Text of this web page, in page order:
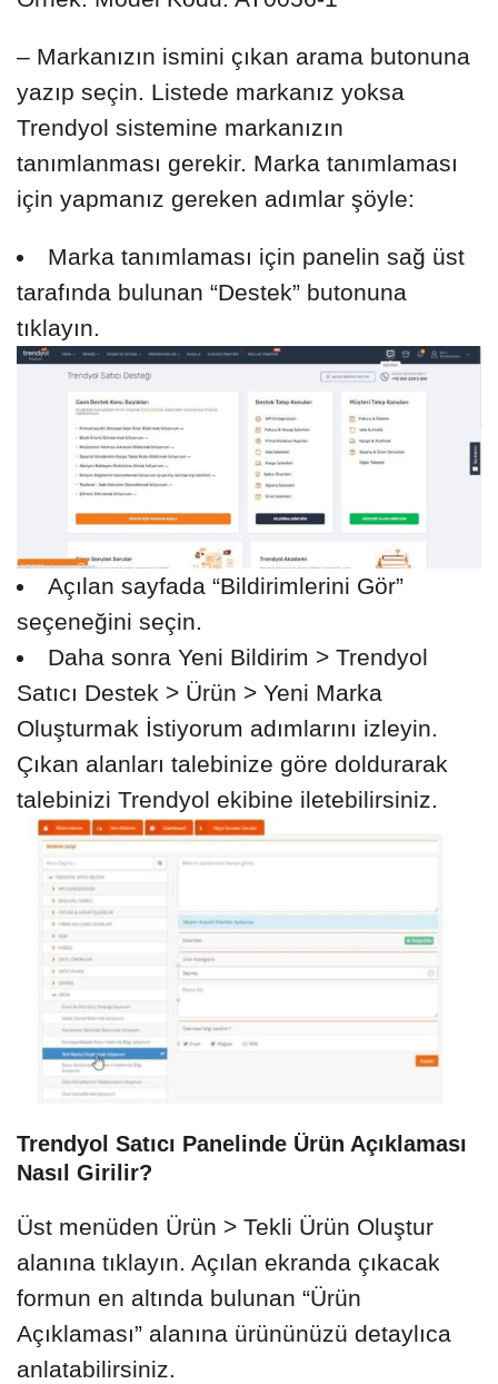
– Markanızın ismini çıkan arama butonuna
yazıp seçin. Listede markanız yoksa
Trendyol sistemine markanızın
tanımlanması gerekir. Marka tanımlaması
için yapmanız gereken adımlar şöyle:
Marka tanımlaması için panelin sağ üst
tarafında bulunan “Destek” butonuna
tıklayın.
Açılan sayfada “Bildirimlerini Gör”
seçeneğini seçin.
Daha sonra Yeni Bildirim > Trendyol
Satıcı Destek > Ürün > Yeni Marka
Oluşturmak İstiyorum adımlarını izleyin.
Çıkan alanları talebinize göre doldurarak
talebinizi Trendyol ekibine iletebilirsiniz.
Trendyol Satıcı Panelinde Ürün Açıklaması
Nasıl Girilir?
Üst menüden Ürün > Tekli Ürün Oluştur
alanına tıklayın. Açılan ekranda çıkacak
formun en altında bulunan “Ürün
Açıklaması” alanına ürününüzü detaylıca
anlatabilirsiniz.